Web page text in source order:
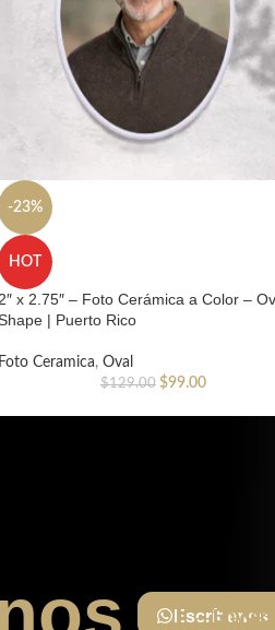
-23%
HOT
2″ x 2.75″ – Foto Cerámica a Color –
| Puerto Rico
Foto Ceramica, Oval
$129.00 $99.00
Escríbenos
Enviar